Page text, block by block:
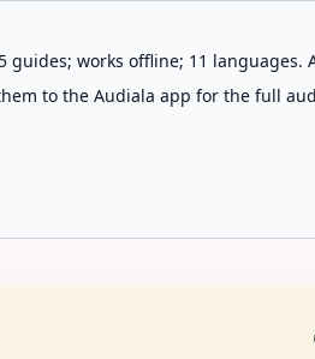
works offline; 11 languages.
to the Audiala app for the full